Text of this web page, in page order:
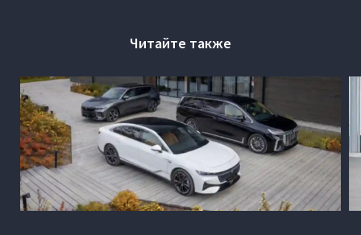
Читайте также